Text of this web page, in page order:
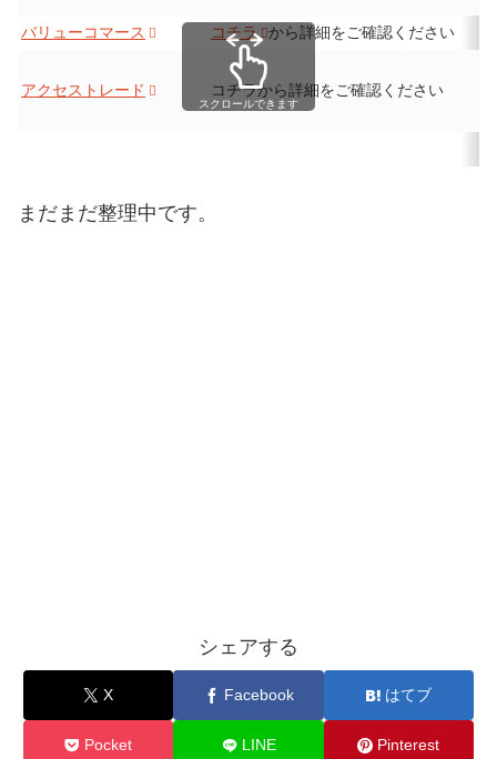
バリューコマース コチラ から詳細をご確認ください
アクセストレード コチラから詳細をご確認ください
スクロールできます
まだまだ整理中です。
シェアする
X Facebook はてブ
Pocket LINE Pinterest